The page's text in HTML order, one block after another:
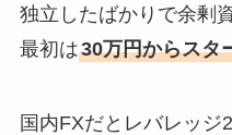
独立したばかりで余剰
最初は30万円からスタ
国内FXだとレバレッジ